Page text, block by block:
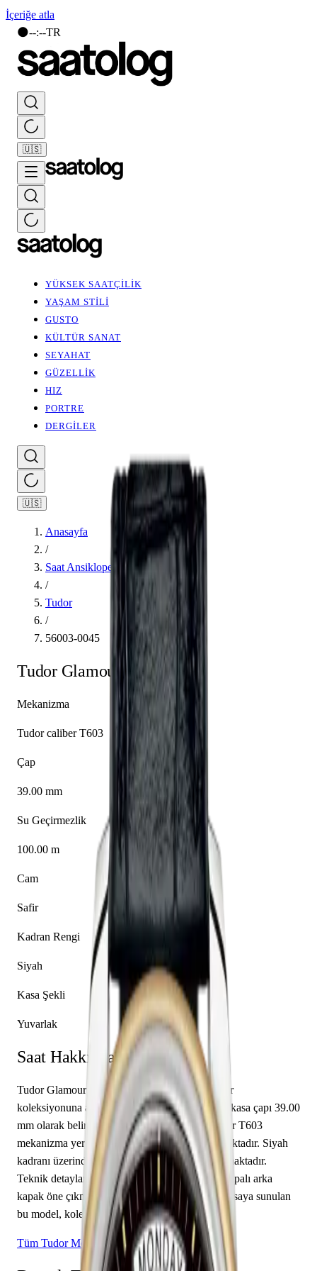
İçeriğe atla
🌑--:--TR
🇺🇸
YÜKSEK SAATÇİLİK
YAŞAM STİLİ
GUSTO
KÜLTÜR SANAT
SEYAHAT
GÜZELLİK
HIZ
PORTRE
DERGİLER
🇺🇸
Anasayfa
/
Saat Ansiklopedisi
/
Tudor
/
56003-0045
Tudor Glamour56003-0045
Mekanizma
Tudor caliber T603
Çap
39.00 mm
Su Geçirmezlik
100.00 m
Cam
Safir
Kadran Rengi
Siyah
Kasa Şekli
Yuvarlak
Saat Hakkında
Tudor Glamour 56003-0045, markanın Glamour
koleksiyonuna ait bir kol saati modelidir. Saatin kasa çapı 39.00
mm olarak belirlenmiştir. İçerisinde Tudor caliber T603
mekanizma yer almakta olup saat, dakika sunmaktadır. Siyah
kadranı üzerinde taşlı i̇ndeksler indeksler yer almaktadır.
Teknik detaylarında 100.00 m su geçirmezlik, kapalı arka
kapak öne çıkmaktadır. Sınırlı üretim olarak piyasaya sunulan
bu model, koleksiyonerlerin ilgisini çekmektedir.
Tüm Tudor Modelleri